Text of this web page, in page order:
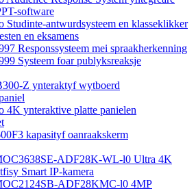
software
Studinte-antwurdsysteem en klasseklikker
en eksamens
Responssysteem mei spraakherkenning
Systeem foar publyksreaksje
Z ynteraktyf wytboerd
4K ynteraktive platte panielen
kapasityf oanraakskerm
ADF28K-WL-l0 ​​Ultra 4K
Smart IP-kamera
ADF28KMC-l0 4MP